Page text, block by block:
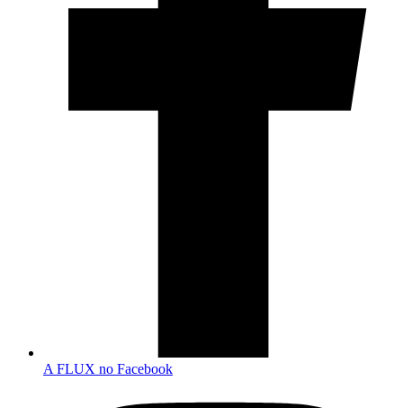
A FLUX no Facebook